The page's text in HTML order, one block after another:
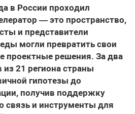
в России проходил
— это пространство,
и представители
могли превратить свои
проектные решения. За два
из 21 региона страны
гипотезы до
получив поддержку
связь и инструменты для